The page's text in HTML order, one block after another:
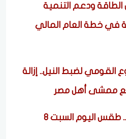
ودعم التنمية
في خطة العام المالي
القومي لضبط النيل.. إزالة
الحرارة تصل لـ42 درجة.. طقس اليوم السبت 8